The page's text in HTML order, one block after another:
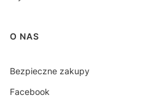
O NAS
Bezpieczne zakupy
Facebook